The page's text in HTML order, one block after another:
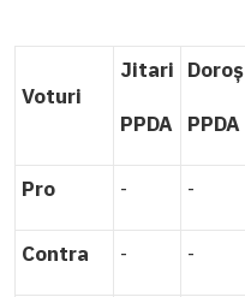
Voturi
Jitari
PPDA
Doroș
PPDA
Pro - -
Contra - -